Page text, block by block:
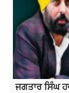
ਜਗਤਾਰ ਸਿੰਘ